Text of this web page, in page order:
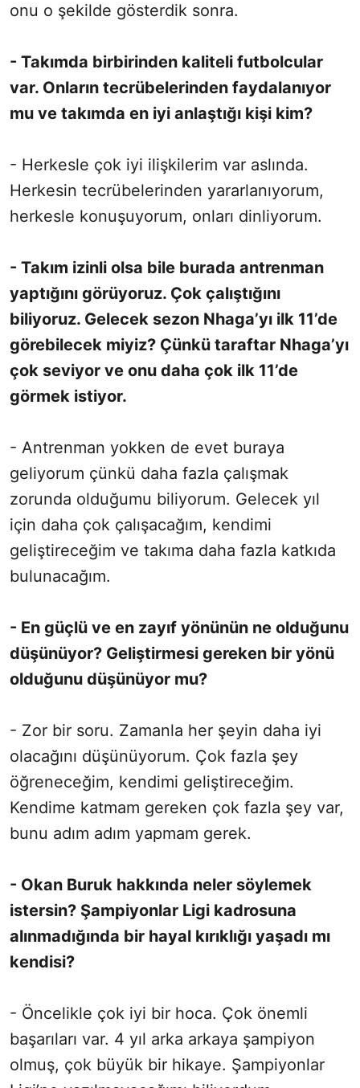
onu o şekilde gösterdik sonra.
- Takımda birbirinden kaliteli futbolcular
var. Onların tecrübelerinden faydalanıyor
mu ve takımda en iyi anlaştığı kişi kim?
- Herkesle çok iyi ilişkilerim var aslında.
Herkesin tecrübelerinden yararlanıyorum,
herkesle konuşuyorum, onları dinliyorum.
- Takım izinli olsa bile burada antrenman
yaptığını görüyoruz. Çok çalıştığını
biliyoruz. Gelecek sezon Nhaga’yı ilk 11’de
görebilecek miyiz? Çünkü taraftar Nhaga’yı
çok seviyor ve onu daha çok ilk 11’de
görmek istiyor.
- Antrenman yokken de evet buraya
geliyorum çünkü daha fazla çalışmak
zorunda olduğumu biliyorum. Gelecek yıl
için daha çok çalışacağım, kendimi
geliştireceğim ve takıma daha fazla katkıda
bulunacağım.
- En güçlü ve en zayıf yönünün ne olduğunu
düşünüyor? Geliştirmesi gereken bir yönü
olduğunu düşünüyor mu?
- Zor bir soru. Zamanla her şeyin daha iyi
olacağını düşünüyorum. Çok fazla şey
öğreneceğim, kendimi geliştireceğim.
Kendime katmam gereken çok fazla şey var,
bunu adım adım yapmam gerek.
- Okan Buruk hakkında neler söylemek
istersin? Şampiyonlar Ligi kadrosuna
alınmadığında bir hayal kırıklığı yaşadı mı
kendisi?
- Öncelikle çok iyi bir hoca. Çok önemli
başarıları var. 4 yıl arka arkaya şampiyon
olmuş, çok büyük bir hikaye. Şampiyonlar